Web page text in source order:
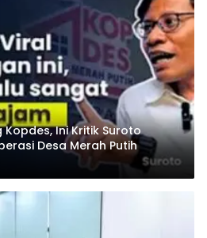
Kopdes, Ini Kritik Suroto
Desa Merah Putih